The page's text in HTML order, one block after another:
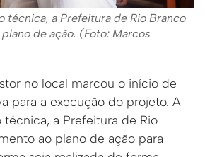
técnica, a Prefeitura de Rio Branco
de ação. (Foto: Marcos
no local marcou o início de
para a execução do projeto. A
técnica, a Prefeitura de Rio
ao plano de ação para